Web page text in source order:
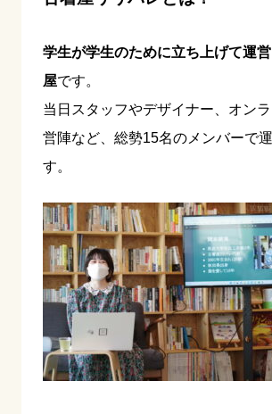
学生が学生のために立ち上げて運
屋です。
当日スタッフやデザイナー、オン
営陣など、総勢15名のメンバーで
す。